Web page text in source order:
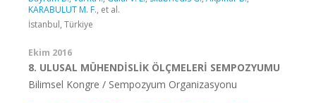
KARABULUT M. F., et al.
İstanbul, Türkiye
Ekim 2016
8. ULUSAL MÜHENDİSLİK ÖLÇMELERİ SEMPOZYUMU
Bilimsel Kongre / Sempozyum Organizasyonu